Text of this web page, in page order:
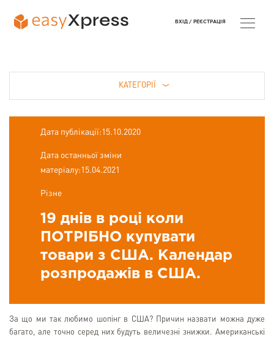
КАТЕГОРІЇ
Дата публікації:15.10.2020
Дата останньої зміни
матеріалу:15.04.2021
Різне
19 днів в році коли
ПОТРІБНО купувати
товари з США. Календар
розпродажів в США.
За що ми так любимо шопінг в США? Причин назвати можна дуже
багато, але точно серед них будуть величезні знижки. Американські
ВХІД / РЕЄСТРАЦІЯ